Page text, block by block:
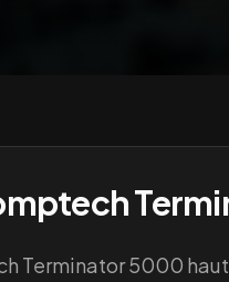
Terminator 5000